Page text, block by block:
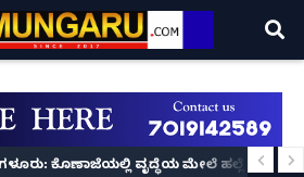
ಉದ್ಯೋಗದ ಹೊಸ ದಾರಿ
ಕೊಣಾಜೆಯಲ್ಲಿ ವೃದ್ಧೆಯ ಮೇಲೆ ಹಲ್ಲೆ ನಡೆಸಿ